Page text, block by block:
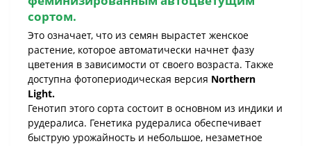
сортом.
Это означает, что из семян вырастет женское
растение, которое автоматически начнет фазу
цветения в зависимости от своего возраста. Также
доступна фотопериодическая версия Northern
Light.
Генотип этого сорта состоит в основном из индики и
рудералиса. Генетика рудералиса обеспечивает
быструю урожайность и небольшое, незаметное